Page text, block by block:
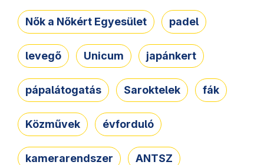
Nők a Nőkért Egyesület padel
levegő Unicum japánkert
pápalátogatás Saroktelek fák
Közművek évforduló
kamerarendszer ANTSZ